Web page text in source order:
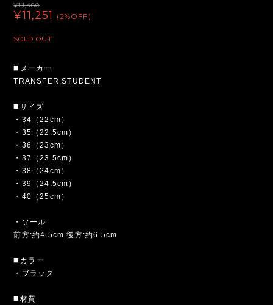
¥11,480
¥11,251 (2%OFF)
SOLD OUT
◼️メーカー
TRANSFER STUDENT
◼️サイズ
・34（22cm）
・35（22.5cm）
・36（23cm）
・37（23.5cm）
・38（24cm）
・39（24.5cm）
・40（25cm）
・ソール
前方:約4.5cm 後方:約6.5cm
◼️カラー
・ブラック
◼️材質